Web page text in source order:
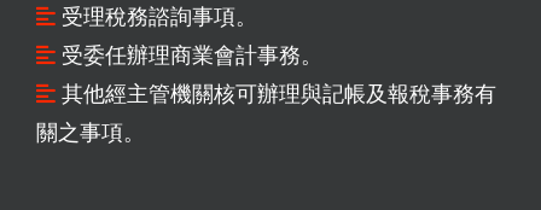
受理稅務諮詢事項。
受委任辦理商業會計事務。
其他經主管機關核可辦理與記帳及報稅事務有
關之事項。